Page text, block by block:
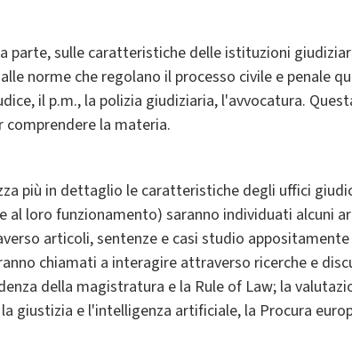
parte, sulle caratteristiche delle istituzioni
norme che regolano il processo civile e penale
il p.m., la polizia giudiziaria, l'avvocatura.
comprendere la materia.
più in dettaglio le caratteristiche degli uffici
al loro funzionamento) saranno individuati alcuni
articoli, sentenze e casi studio
chiamati a interagire attraverso ricerche e
della magistratura e la Rule of Law; la
giustizia e l'intelligenza artificiale, la Procura